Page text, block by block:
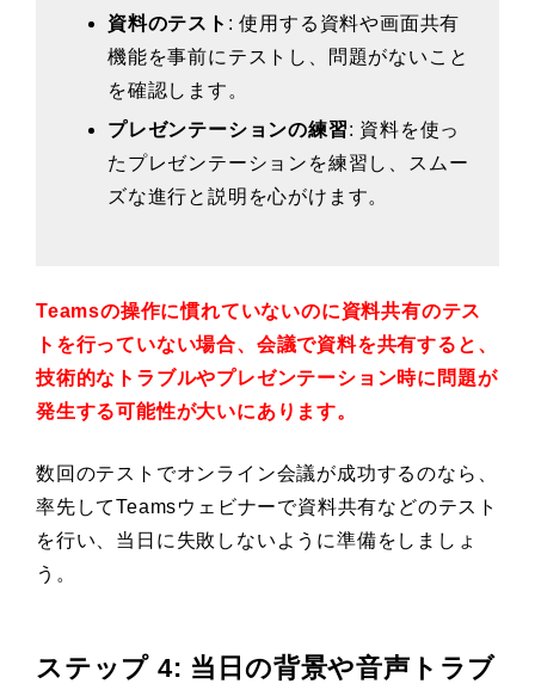
資料のテスト : 使用する資料や画面共有
機能を事前にテストし、問題がないこと
を確認します。
プレゼンテーションの練習: 資料を使っ
たプレゼンテーションを練習し、スムー
ズな進行と説明を心がけます。
Teamsの操作に慣れていないのに資料共有のテス
トを行っていない場合、会議で資料を共有すると、
技術的なトラブルやプレゼンテーション時に問題が
発生する可能性が大いにあります。
数回のテストでオンライン会議が成功するのなら、
率先してTeamsウェビナーで資料共有などのテスト
を行い、当日に失敗しないように準備をしましょ
う。
ステップ 4: 当日の背景や音声トラブ